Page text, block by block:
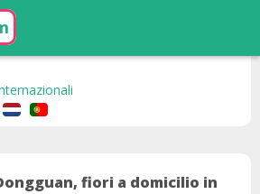
fiori a domicilio in